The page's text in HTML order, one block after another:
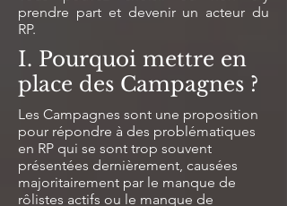
prendre part et devenir un acteur du
RP.
I. Pourquoi mettre en
place des Campagnes ?
Les Campagnes sont une proposition
pour répondre à des problématiques
en RP qui se sont trop souvent
présentées dernièrement, causées
majoritairement par le manque de
rôlistes actifs ou le manque de